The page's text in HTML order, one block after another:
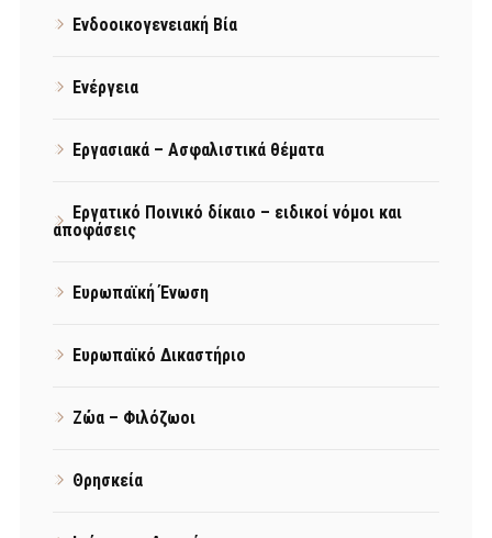
Ενδοοικογενειακή Βία
Ενέργεια
Εργασιακά – Ασφαλιστικά θέματα
Εργατικό Ποινικό δίκαιο – ειδικοί νόμοι και
αποφάσεις
Ευρωπαϊκή Ένωση
Ευρωπαϊκό Δικαστήριο
Ζώα – Φιλόζωοι
Θρησκεία